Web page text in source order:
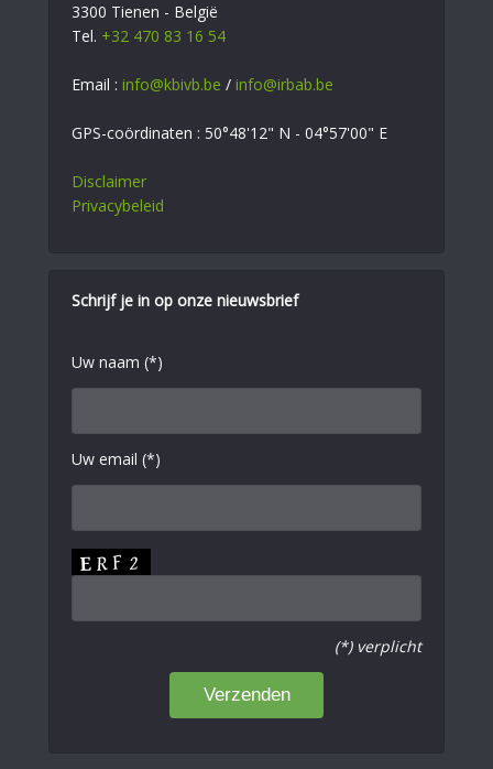
3300 Tienen - België
Tel. +32 470 83 16 54
Email : info@kbivb.be / info@irbab.be
GPS-coördinaten : 50°48'12" N - 04°57'00" E
Disclaimer
Privacybeleid
Schrijf je in op onze nieuwsbrief
Uw naam (*)
Uw email (*)
(*) verplicht